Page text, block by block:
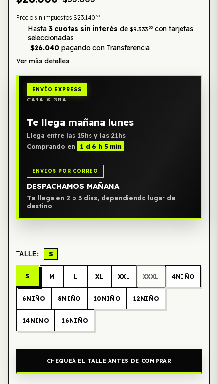
Precio sin impuestos $23.140 50
Hasta3 cuotas sin interés de$9.333 33 con tarjetas
seleccionadas
$26.040pagando con Transferencia
Ver más detalles
ENVÍO EXPRESS
CABA & GBA
Te llega mañana lunes
Llega entre las 15hs y las 21hs
Comprando en
1 d 6 h 5 min
ENVIOS POR CORREO
DESPACHAMOS MAÑANA
Te llega en 2 o 3 días, dependiendo lugar de
destino
TALLE: S
S M L XL XXL XXXL 4NIÑO
6NIÑO 8NIÑO 10NIÑO 12NIÑO
14NINO 16NIÑO
CHEQUEÁ EL TALLE ANTES DE COMPRAR